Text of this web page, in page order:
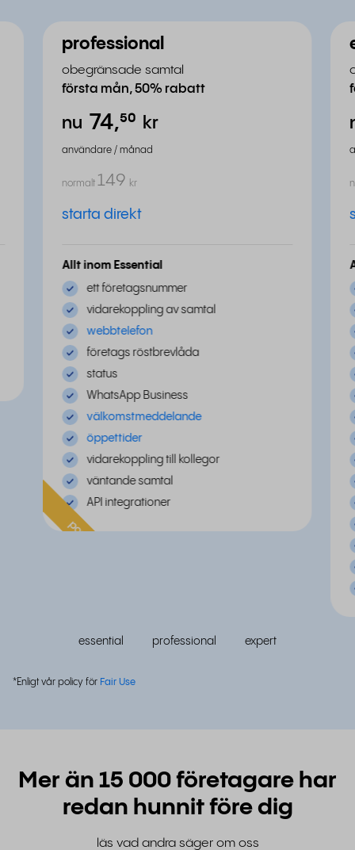
professional
obegränsade samtal
första mån, 50% rabatt
nu kr
74,⁵⁰
användare / månad
normalt kr
149
starta direkt
Allt inom Essential
ett företagsnummer
vidarekoppling av samtal
webbtelefon
företags röstbrevlåda
status
WhatsApp Business
välkomstmeddelande
öppettider
vidarekoppling till kollegor
väntande samtal
API integrationer
populär
essential professional expert
*Enligt vår policy för Fair Use
Mer än 15 000 företagare har
redan hunnit före dig
läs vad andra säger om oss